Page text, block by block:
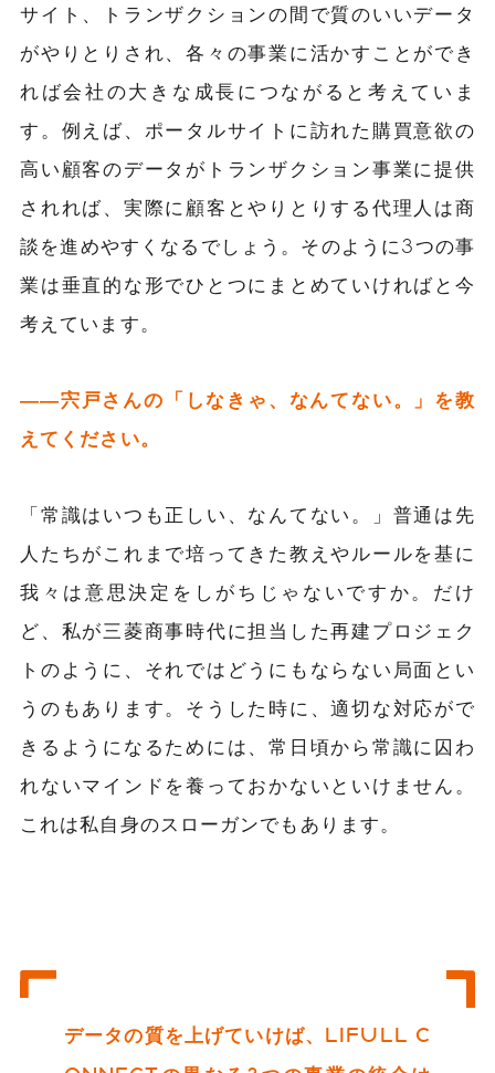
サイト、トランザクションの間で質のいいデータ
がやりとりされ、各々の事業に活かすことができ
れば会社の大きな成長につながると考えていま
す。例えば、ポータルサイトに訪れた購買意欲の
高い顧客のデータがトランザクション事業に提供
されれば、実際に顧客とやりとりする代理人は商
談を進めやすくなるでしょう。そのように3つの事
業は垂直的な形でひとつにまとめていければと今
考えています。
――宍戸さんの「しなきゃ、なんてない。」を教
えてください。
「常識はいつも正しい、なんてない。」普通は先
人たちがこれまで培ってきた教えやルールを基に
我々は意思決定をしがちじゃないですか。だけ
ど、私が三菱商事時代に担当した再建プロジェク
トのように、それではどうにもならない局面とい
うのもあります。そうした時に、適切な対応がで
きるようになるためには、常日頃から常識に囚わ
れないマインドを養っておかないといけません。
これは私自身のスローガンでもあります。
データの質を上げていけば、LIFULL C